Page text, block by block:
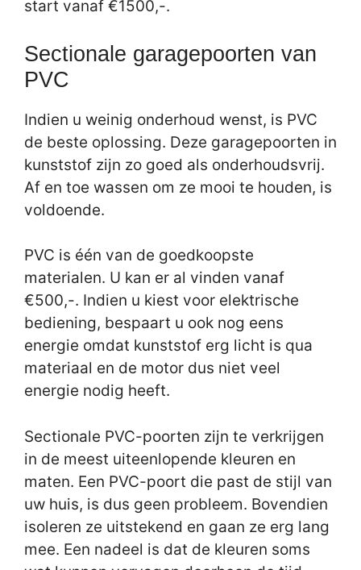
start vanaf €1500,-.
Sectionale garagepoorten van
PVC
Indien u weinig onderhoud wenst, is PVC
de beste oplossing. Deze garagepoorten in
kunststof zijn zo goed als onderhoudsvrij.
Af en toe wassen om ze mooi te houden, is
voldoende.
PVC is één van de goedkoopste
materialen. U kan er al vinden vanaf
€500,-. Indien u kiest voor elektrische
bediening, bespaart u ook nog eens
energie omdat kunststof erg licht is qua
materiaal en de motor dus niet veel
energie nodig heeft.
Sectionale PVC-poorten zijn te verkrijgen
in de meest uiteenlopende kleuren en
maten. Een PVC-poort die past de stijl van
uw huis, is dus geen probleem. Bovendien
isoleren ze uitstekend en gaan ze erg lang
mee. Een nadeel is dat de kleuren soms